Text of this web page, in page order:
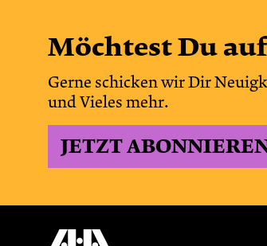
Möchtest Du
Gerne schicken wir Dir
und Vieles mehr.
JETZT